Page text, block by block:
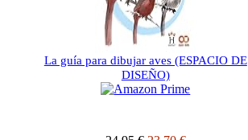
La guía para dibujar aves (ESPACIO DE
DISEÑO)